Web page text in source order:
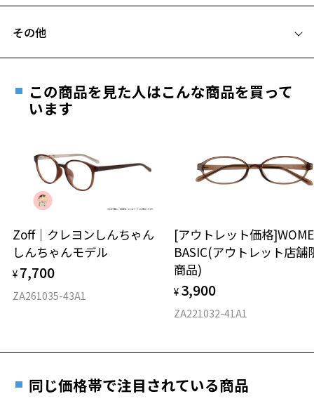
CLASSIC(クラシック) 特集ページをみる
お持ちのZoffメガネサイズを確認するには？
仕上がり寸法
D 仕上がりの横幅：約141mm
21g
フレームとレンズの合計料金を知りたい方へ
安心1 フレーム１年間品質保証
きます。
※保証期間内に交換が行われた場合、保証期間は初期の期間から
延長されません。
安心2 視力測定無料
視力の変化を早めに発見するために、定期的な視
力測定をおすすめいたします。
安心3 かかり具合調整無料
す。
その他
ご希望のお客さまは、「レンズ交換券」をお選びのうえ、
最寄りのZoff実店舗にてレンズをお買い求めください。
※サングラスやパッケージ品では「レンズ交換券」はお選び
談ください。
＜メガネの度数情報がわからない方へ＞
オンラインストアでフレームのみ購入して、
実店舗で度付きにできます
ご購入時に「レンズ交換券」をお選びいただくと、実店舗で
度数を測定のうえ、度付きレンズ（標準セットレンズ）へ無
実店舗で度数を測定いただけます
お近くのZoff実店舗にて度数を測定いただけます（無料）。
その際は記入用紙をダウンロードしてお使いください。
この商品を見た人はこんな商品を買って
います
Zoff｜クレヨンしんちゃん
しんちゃんモデル
¥ 7,700
ZA261035-43A1
[アウトレット価格
BASIC(アウトレット店舗
商品)
¥ 3,900
ZA221032-41A1
同じ価格帯で注目されている商品